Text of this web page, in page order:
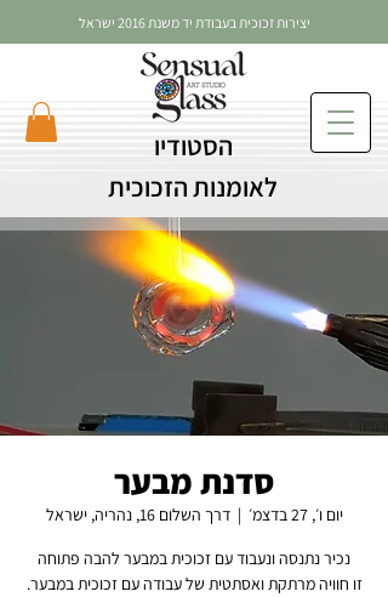
הסטודיו
לאומנות הזכוכית
יצירות זכוכית בעבודת יד משנת 2016 ישראל
סדנת מבער
יום ו׳, 27 בדצמ׳
  |
דרך השלום 16, נהריה, ישראל